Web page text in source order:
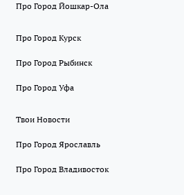
Про Город Йошкар-Ола
Про Город Курск
Про Город Рыбинск
Про Город Уфа
Твои Новости
Про Город Ярославль
Про Город Владивосток